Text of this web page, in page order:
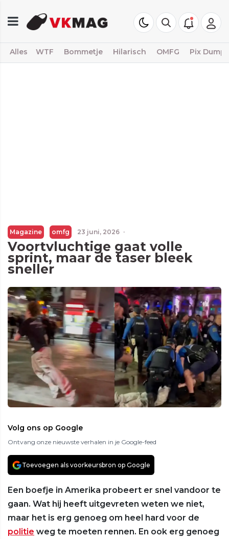
Alles WTF Bommetje Hilarisch OMFG Pix Dump
Magazine omfg 23 juni, 2026 ·
Voortvluchtige gaat volle
sprint, maar de taser bleek
sneller
Volg ons op Google
Ontvang onze nieuwste verhalen in je Google-feed
Toevoegen als voorkeursbron op Google
Een boefje in Amerika probeert er snel vandoor te
gaan. Wat hij heeft uitgevreten weten we niet,
maar het is erg genoeg om heel hard voor de
politie weg te moeten rennen. En ook erg genoeg